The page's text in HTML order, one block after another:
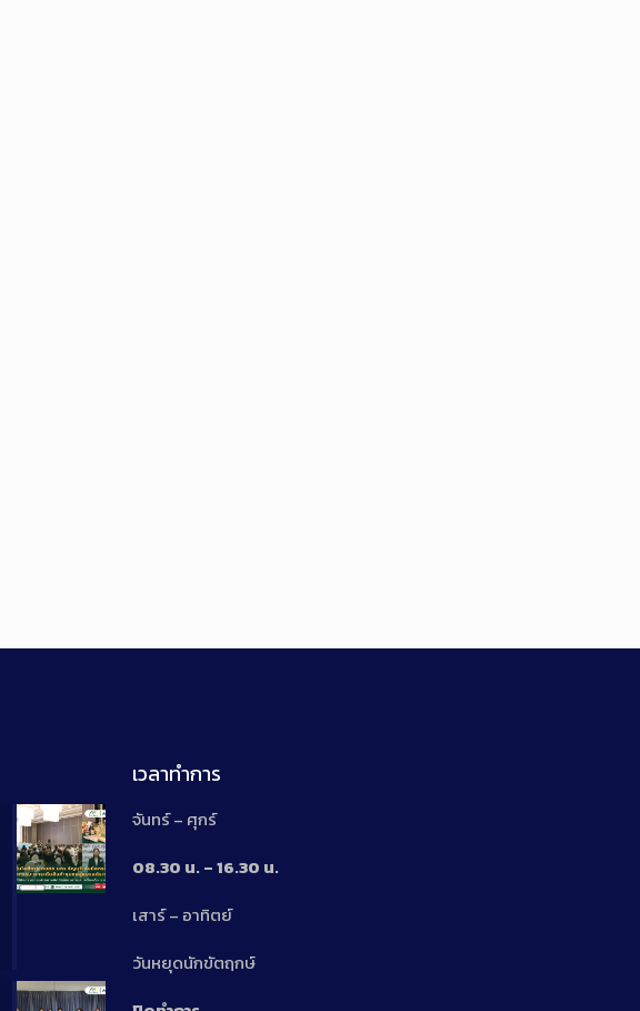
Long
Description
เวลาทำการ
จันทร์ – ศุกร์
08.30 น. – 16.30 น.
เสาร์ – อาทิตย์
วันหยุดนักขัตฤกษ์